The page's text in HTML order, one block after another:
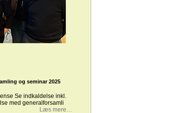
og seminar 2025
Se indkaldelse inkl.
med generalforsamli
Læs mere…